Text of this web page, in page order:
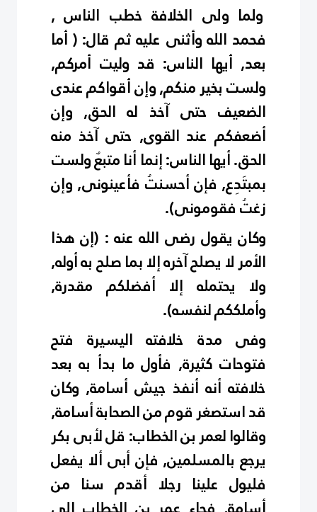
ولما ولى الخلافة خطب الناس ,
فحمد الله وأثنى عليه ثم قال: ( أما
بعد, أيها الناس: قد وليت أمركم,
ولست بخير منكم, وإن أقواكم عندى
الضعيف حتى آخذ له الحق, وإن
أضعفكم عند القوى, حتى آخذ منه
الحق. أيها الناس: إنما أنا متبعٌ ولست
بمبتَدِع, فإن أحسنتُ فأعينونى, وإن
زغتُ فقومونى).
وكان يقول رضى الله عنه : (إن هذا
الأمر لا يصلح آخره إلا بما صلح به أوله,
ولا يحتمله إلا أفضلكم مقدرة,
وأملككم لنفسه).
وفى مدة خلافته اليسيرة فتح
فتوحات كثيرة, فأول ما بدأ به بعد
خلافته أنه أنفذ جيش أسامة, وكان
قد استصغر قوم من الصحابة أسامة,
وقالوا لعمر بن الخطاب: قل لأبى بكر
يرجع بالمسلمين, فإن أبى ألا يفعل
فليول علينا رجلا أقدم سنا من